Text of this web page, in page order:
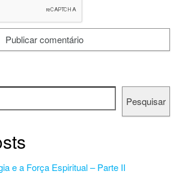
Pesquisar
e a Força Espiritual – Parte II